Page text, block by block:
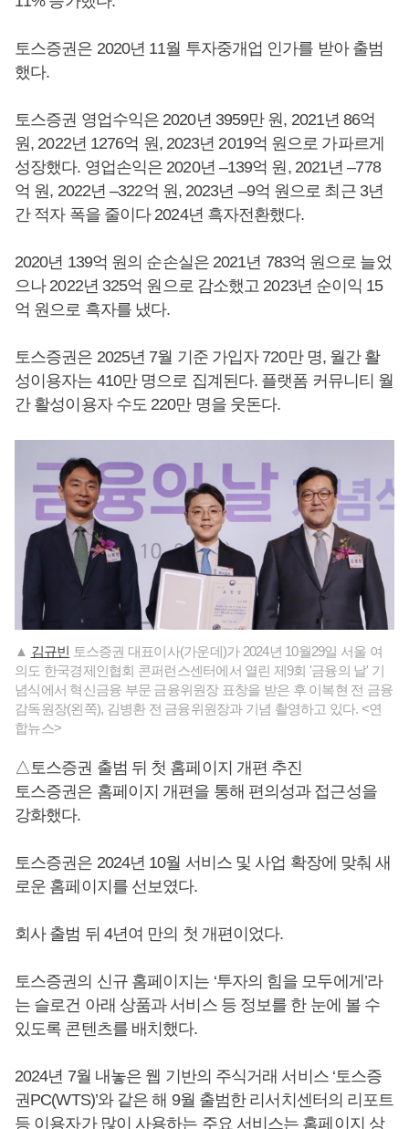
토스증권은 2020년 11월 투자중개업 인가를 받아 출범
했다.
토스증권 영업수익은 2020년 3959만 원, 2021년 86억
원, 2022년 1276억 원, 2023년 2019억 원으로 가파르게
성장했다. 영업손익은 2020년 –139억 원, 2021년 –778
억 원, 2022년 –322억 원, 2023년 –9억 원으로 최근 3년
간 적자 폭을 줄이다 2024년 흑자전환했다.
2020년 139억 원의 순손실은 2021년 783억 원으로 늘었
으나 2022년 325억 원으로 감소했고 2023년 순이익 15
억 원으로 흑자를 냈다.
토스증권은 2025년 7월 기준 가입자 720만 명, 월간 활
성이용자는 410만 명으로 집계된다. 플랫폼 커뮤니티 월
간 활성이용자 수도 220만 명을 웃돈다.
▲ 김규빈 토스증권 대표이사(가운데)가 2024년 10월29일 서울 여
의도 한국경제인협회 콘퍼런스센터에서 열린 제9회 '금융의 날' 기
념식에서 혁신금융 부문 금융위원장 표창을 받은 후 이복현 전 금융
감독원장(왼쪽), 김병환 전 금융위원장과 기념 촬영하고 있다. <연
합뉴스>
△토스증권 출범 뒤 첫 홈페이지 개편 추진
토스증권은 홈페이지 개편을 통해 편의성과 접근성을
강화했다.
토스증권은 2024년 10월 서비스 및 사업 확장에 맞춰 새
로운 홈페이지를 선보였다.
회사 출범 뒤 4년여 만의 첫 개편이었다.
토스증권의 신규 홈페이지는 ‘투자의 힘을 모두에게’라
는 슬로건 아래 상품과 서비스 등 정보를 한 눈에 볼 수
있도록 콘텐츠를 배치했다.
2024년 7월 내놓은 웹 기반의 주식거래 서비스 ‘토스증
권PC(WTS)’와 같은 해 9월 출범한 리서치센터의 리포트
등 이용자가 많이 사용하는 주요 서비스는 홈페이지 상